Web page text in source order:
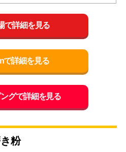
で詳細を見る
で詳細を見る
グで詳細を見る
粉